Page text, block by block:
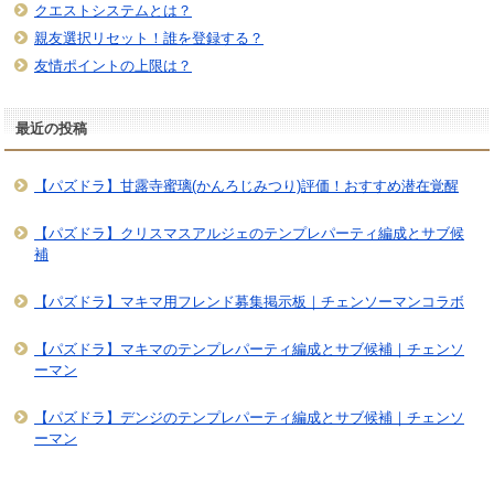
クエストシステムとは？
親友選択リセット！誰を登録する？
友情ポイントの上限は？
最近の投稿
【パズドラ】甘露寺蜜璃(かんろじみつり)評価！おすすめ潜在覚醒
【パズドラ】クリスマスアルジェのテンプレパーティ編成とサブ候
補
【パズドラ】マキマ用フレンド募集掲示板｜チェンソーマンコラボ
【パズドラ】マキマのテンプレパーティ編成とサブ候補｜チェンソ
ーマン
【パズドラ】デンジのテンプレパーティ編成とサブ候補｜チェンソ
ーマン